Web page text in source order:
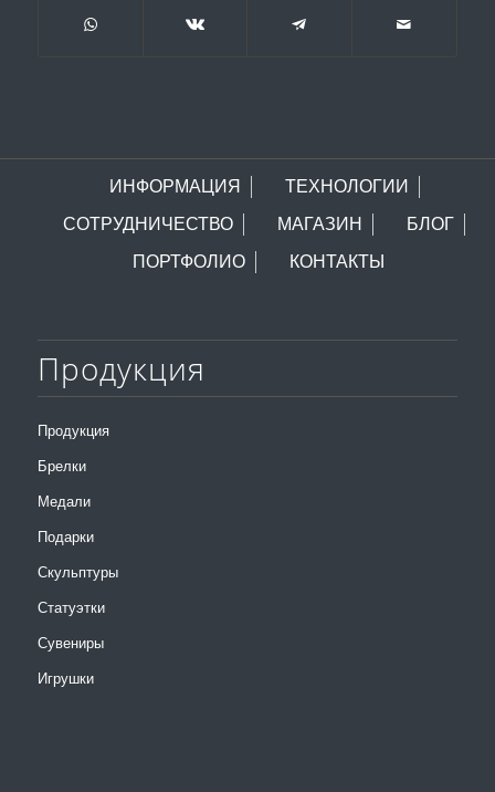
ИНФОРМАЦИЯ
ТЕХНОЛОГИИ
СОТРУДНИЧЕСТВО
МАГАЗИН
БЛОГ
ПОРТФОЛИО
КОНТАКТЫ
Продукция
Продукция
Брелки
Медали
Подарки
Скульптуры
Статуэтки
Сувениры
Игрушки